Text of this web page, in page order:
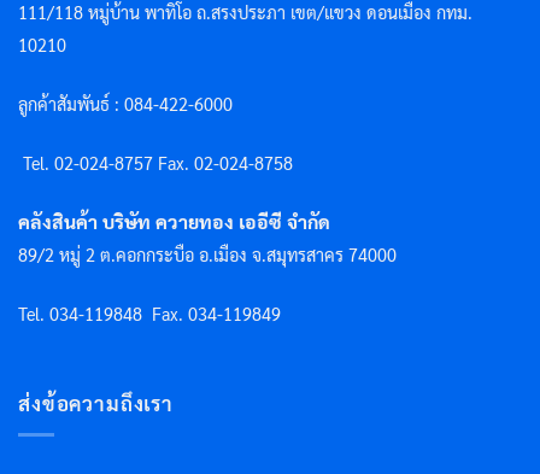
111/118 หมู่บ้าน พาทิโอ ถ.สรงประภา เขต/แขวง ดอนเมือง กทม.
10210
ลูกค้าสัมพันธ์ : 084-422-6000
Tel. 02-024-8757 Fax. 02-024-8758
คลังสินค้า บริษัท ควายทอง เออีซี จำกัด
89/2 หมู่ 2 ต.คอกกระบือ อ.เมือง จ.สมุทรสาคร 74000
Tel. 034-119848 Fax. 034-119849
ส่งข้อความถึงเรา